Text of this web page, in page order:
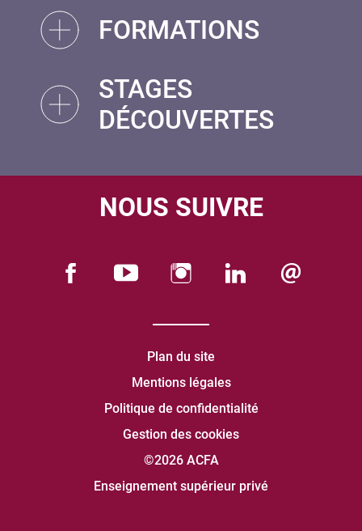
FORMATIONS
STAGES
DÉCOUVERTES
NOUS SUIVRE
Plan du site
Mentions légales
Politique de confidentialité
Gestion des cookies
©2026 ACFA
Enseignement supérieur privé